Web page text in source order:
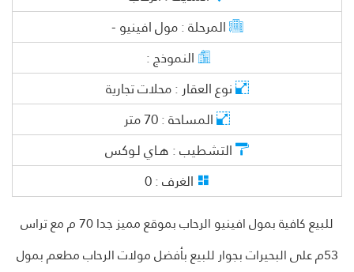
المرحلة :مول افينيو -
النموذج :
نوع العقار :محلات تجارية
المساحة :70متر
التشطيب :هـاي لـوكس
الغرف :0
للبيع كافية بمول افينيو الرحاب بموقع مميز جدا 70 م مع تراس
53م على البحيرات بجوار للبيع بأفضل مولات الرحاب مطعم بمول